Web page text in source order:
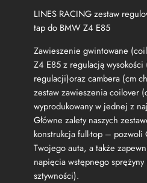
G
B
W
Z
4
8
5
Z
a
w
i
e
LINES RACING zestaw
tap do BMW Z4 E85
Zawieszenie gwintowane
Z4 E85 z regulacją
regulacji)oraz cambera (cm
zestaw zawieszenia coilover
wyprodukowany w jednej z
Główne zalety naszych
konstrukcja full-top – pozwoli
Twojego auta, a także
napięcia wstępnego
sztywności).